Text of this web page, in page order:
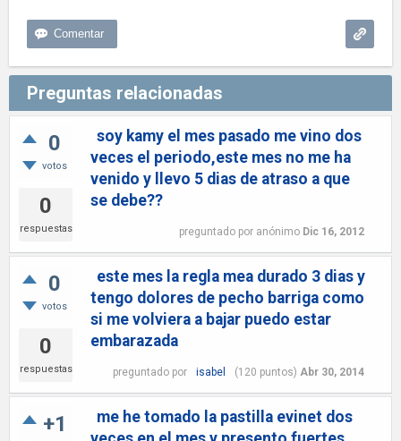
Preguntas relacionadas
0
votos
0
respuestas
soy kamy el mes pasado me vino dos
veces el periodo,este mes no me ha
venido y llevo 5 dias de atraso a que
se debe??
preguntado por anónimo Dic 16, 2012
0
votos
0
respuestas
este mes la regla mea durado 3 dias y
tengo dolores de pecho barriga como
si me volviera a bajar puedo estar
embarazada
preguntado por isabel (120 puntos) Abr 30, 2014
+1
me he tomado la pastilla evinet dos